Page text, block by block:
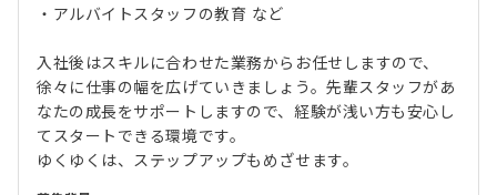
・アルバイトスタッフの教育 など
入社後はスキルに合わせた業務からお任せしますので、
徐々に仕事の幅を広げていきましょう。先輩スタッフがあ
なたの成長をサポートしますので、経験が浅い方も安心し
てスタートできる環境です。
ゆくゆくは、ステップアップもめざせます。